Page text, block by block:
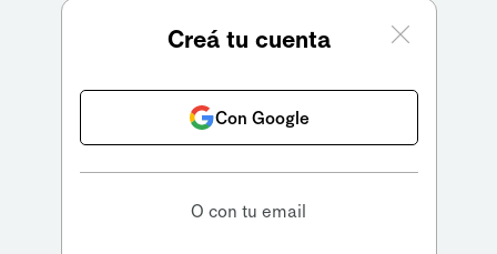
Creá tu cuenta
Con Google
O con tu email